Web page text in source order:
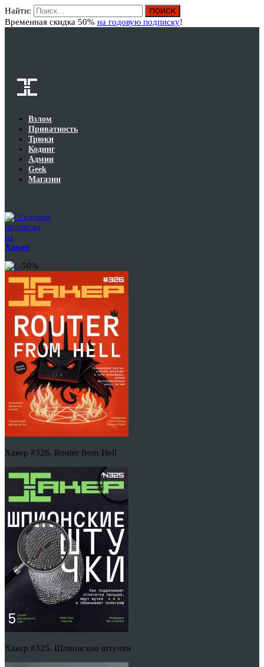
Найти:
Временная скидка 50% на годовую подписку!
Взлом
Приватность
Трюки
Кодинг
Админ
Geek
Магазин
Годовая
подписка
на
Хакер
-50%
Хакер #326. Router from Hell
Хакер #325. Шпионские штучки